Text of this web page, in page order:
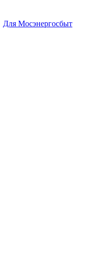
Для Мосэнергосбыт